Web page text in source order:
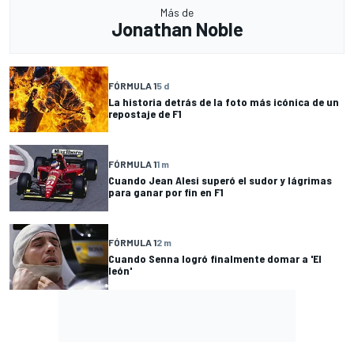
Más de
Jonathan Noble
FÓRMULA 15 d
La historia detrás de la foto más icónica de un
repostaje de F1
FÓRMULA 11 m
Cuando Jean Alesi superó el sudor y lágrimas
para ganar por fin en F1
FÓRMULA 12 m
Cuando Senna logró finalmente domar a 'El
león'